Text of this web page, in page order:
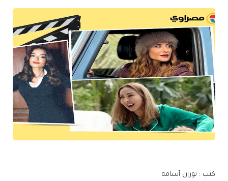
كتب : نوران أسامة